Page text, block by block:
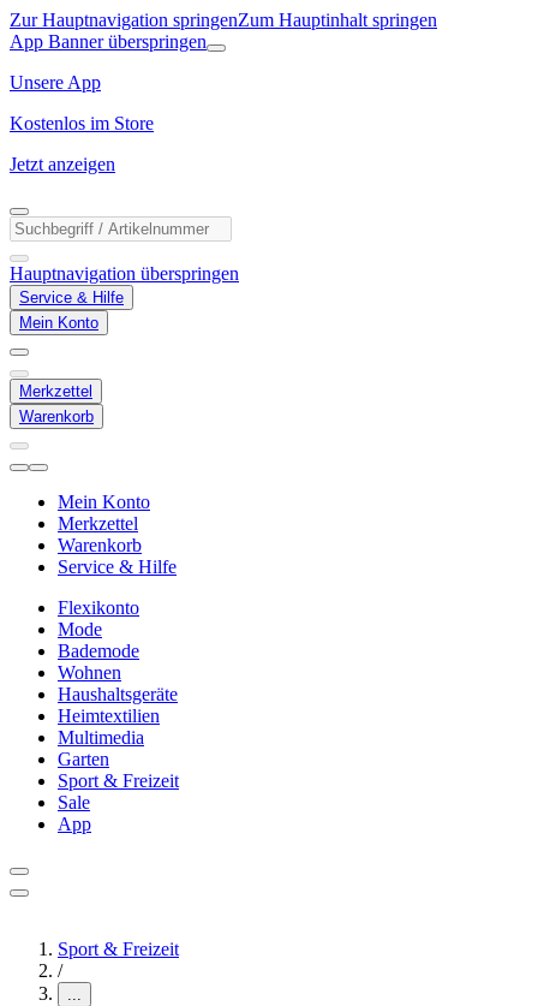
Zur Hauptnavigation springenZum Hauptinhalt springen
App Banner überspringen
Unsere App
Kostenlos im Store
Jetzt anzeigen
Hauptnavigation überspringen
Service & Hilfe
Mein Konto
Merkzettel
Warenkorb
Mein Konto
Merkzettel
Warenkorb
Service & Hilfe
Flexikonto
Mode
Bademode
Wohnen
Haushaltsgeräte
Heimtextilien
Multimedia
Garten
Sport & Freizeit
Sale
App
Sport & Freizeit
/
...